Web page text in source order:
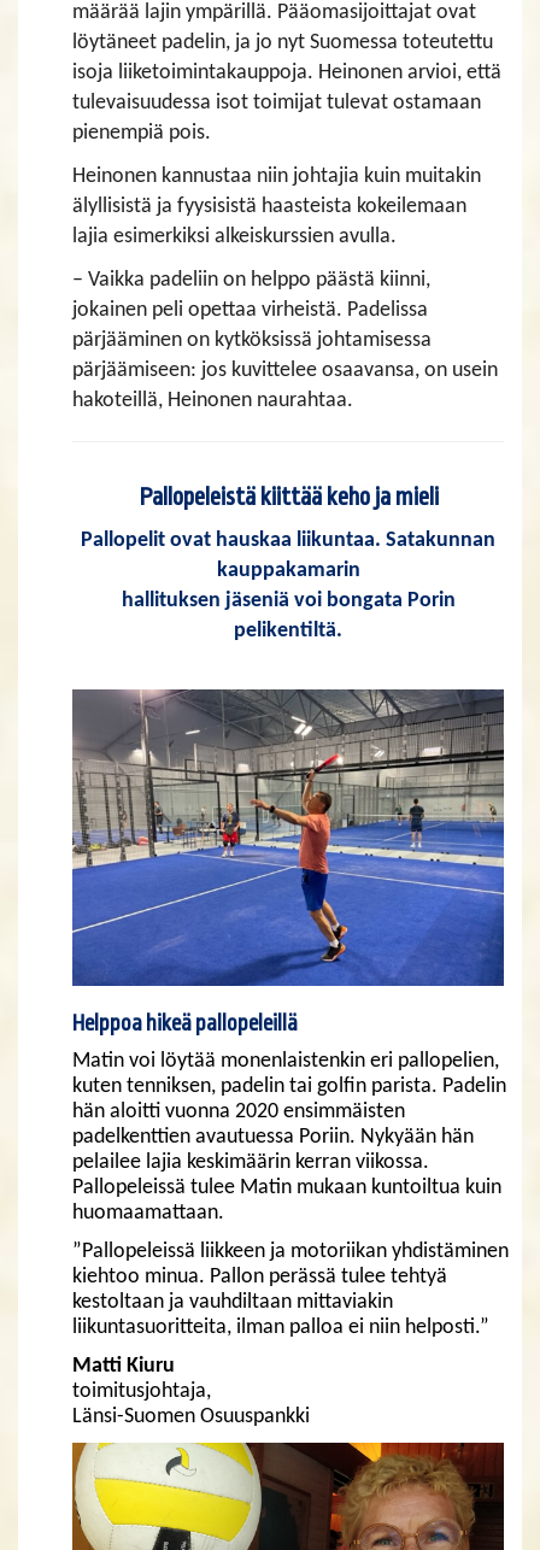
määrää lajin ympärillä. Pääomasijoittajat ovat
löytäneet padelin, ja jo nyt Suomessa toteutettu
isoja liiketoimintakauppoja. Heinonen arvioi, että
tulevaisuudessa isot toimijat tulevat ostamaan
pienempiä pois.
Heinonen kannustaa niin johtajia kuin muitakin
älyllisistä ja fyysisistä haasteista kokeilemaan
lajia esimerkiksi alkeiskurssien avulla.
– Vaikka padeliin on helppo päästä kiinni,
jokainen peli opettaa virheistä. Padelissa
pärjääminen on kytköksissä johtamisessa
pärjäämiseen: jos kuvittelee osaavansa, on usein
hakoteillä, Heinonen naurahtaa.
Pallopeleistä kiittää keho ja mieli
Pallopelit ovat hauskaa liikuntaa. Satakunnan
kauppakamarin
hallituksen jäseniä voi bongata Porin
pelikentiltä.
Helppoa hikeä pallopeleillä
Matin voi löytää monenlaistenkin eri pallopelien,
kuten tenniksen, padelin tai golfin parista. Padelin
hän aloitti vuonna 2020 ensimmäisten
padelkenttien avautuessa Poriin. Nykyään hän
pelailee lajia keskimäärin kerran viikossa.
Pallopeleissä tulee Matin mukaan kuntoiltua kuin
huomaamattaan.
”Pallopeleissä liikkeen ja motoriikan yhdistäminen
kiehtoo minua. Pallon perässä tulee tehtyä
kestoltaan ja vauhdiltaan mittaviakin
liikuntasuoritteita, ilman palloa ei niin helposti.”
Matti Kiuru
toimitusjohtaja,
Länsi-Suomen Osuuspankki